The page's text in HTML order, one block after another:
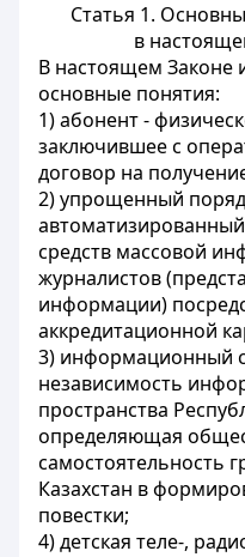
Статья 1.
в
В настоящем Законе
основные понятия:
1) абонент -
заключившее с
договор на
2) упрощенный
средств массовой
журналистов
информации)
аккредитационной
3) информационный
независимость
пространства
определяющая
самостоятельность
Казахстан в
повестки;
4) детская теле-,